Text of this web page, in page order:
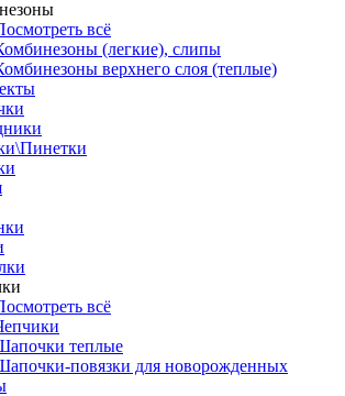
всё
(легкие), слипы
верхнего слоя (теплые)
всё
теплые
повязки для новорожденных